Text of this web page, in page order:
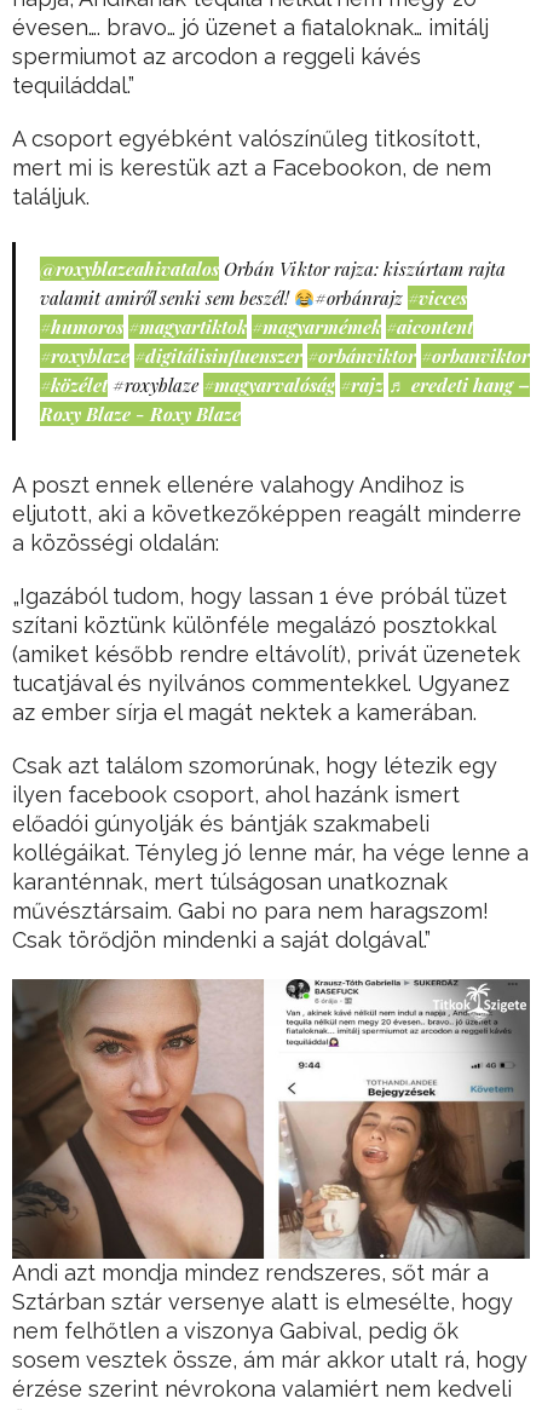
évesen…. bravo… jó üzenet a fiataloknak… imitálj
spermiumot az arcodon a reggeli kávés
tequiláddal.”
A csoport egyébként valószínűleg titkosított,
mert mi is kerestük azt a Facebookon, de nem
találjuk.
@roxyblazeahivatalos Orbán Viktor rajza: kiszúrtam rajta
valamit amiről senki sem beszél!
#orbánrajz #vicces
#humoros #magyartiktok #magyarmémek #aicontent
#roxyblaze #digitálisinfluenszer #orbánviktor #orbanviktor
#közélet #roxyblaze #magyarvalóság #rajz ♬ eredeti hang –
Roxy Blaze - Roxy Blaze
A poszt ennek ellenére valahogy Andihoz is
eljutott, aki a következőképpen reagált minderre
a közösségi oldalán:
„Igazából tudom, hogy lassan 1 éve próbál tüzet
szítani köztünk különféle megalázó posztokkal
(amiket később rendre eltávolít), privát üzenetek
tucatjával és nyilvános commentekkel. Ugyanez
az ember sírja el magát nektek a kamerában.
Csak azt találom szomorúnak, hogy létezik egy
ilyen facebook csoport, ahol hazánk ismert
előadói gúnyolják és bántják szakmabeli
kollégáikat. Tényleg jó lenne már, ha vége lenne a
karanténnak, mert túlságosan unatkoznak
művésztársaim. Gabi no para nem haragszom!
Csak törődjön mindenki a saját dolgával.”
Andi azt mondja mindez rendszeres, sőt már a
Sztárban sztár versenye alatt is elmesélte, hogy
nem felhőtlen a viszonya Gabival, pedig ők
sosem vesztek össze, ám már akkor utalt rá, hogy
érzése szerint névrokona valamiért nem kedveli